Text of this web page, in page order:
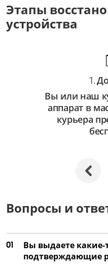
Восстановление
от 2 500 ₽
Этапы
устройства
1.
Вы или наш
аппарат в
курьера
Вопросы и
01
Вы выдаете
подтверждающие